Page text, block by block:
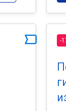
-